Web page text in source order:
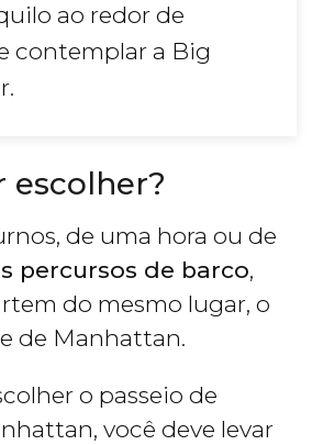
ao redor de
contemplar a Big
escolher?
de uma hora ou de
percursos de barco,
do mesmo lugar, o
de Manhattan.
o passeio de
você deve levar